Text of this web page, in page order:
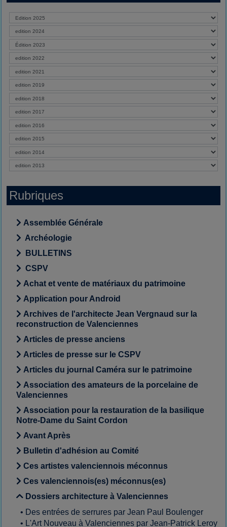
Rubriques
Assemblée Générale
Archéologie
BULLETINS
CSPV
Achat et vente de matériaux du patrimoine
Application pour Android
Archives de l'architecte Jean Vergnaud sur la
reconstruction de Valenciennes
Articles de presse anciens
Articles de presse sur le CSPV
Articles du journal Caméra sur le patrimoine
Association des amateurs de la porcelaine de
Valenciennes
Association pour la restauration de la basilique
Notre-Dame du Saint Cordon
Avant Après
Bulletin d'adhésion au Comité
Ces artistes valenciennois méconnus
Ces valenciennois(es) méconnus(es)
Dossiers architecture à Valenciennes
• Des entrées de serrures par Jean Paul Boulenger
• L'Art Nouveau à Valenciennes par Jean-Patrick Leroy